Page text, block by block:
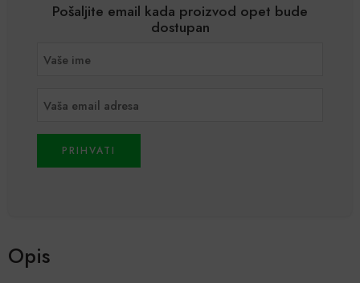
Pošaljite email kada proizvod opet bude
dostupan
PRIHVATI
Opis